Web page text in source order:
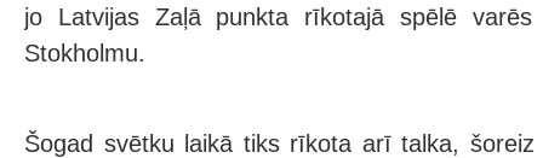
jo Latvijas Zaļā punkta rīkotajā spēlē varēs
Stokholmu.
Šogad svētku laikā tiks rīkota arī talka,